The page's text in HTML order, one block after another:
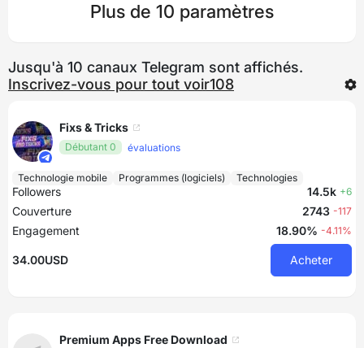
Plus de 10 paramètres
Jusqu'à 10 canaux Telegram sont affichés.
Inscrivez-vous pour tout voir108
Fixs & Tricks
Débutant 0 évaluations
Technologie mobile Programmes (logiciels) Technologies
Followers 14.5k +6
Couverture 2743 -117
Engagement 18.90% -4.11%
34.00USD Acheter
Premium Apps Free Download